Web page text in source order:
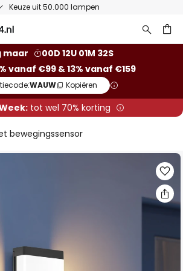
Keuze uit 50.000 lampen
maar
00D 12U 01M 31S
vanaf €99 & 13% vanaf €159
WAUW Kopiëren
tot wel 70% korting
bewegingssensor